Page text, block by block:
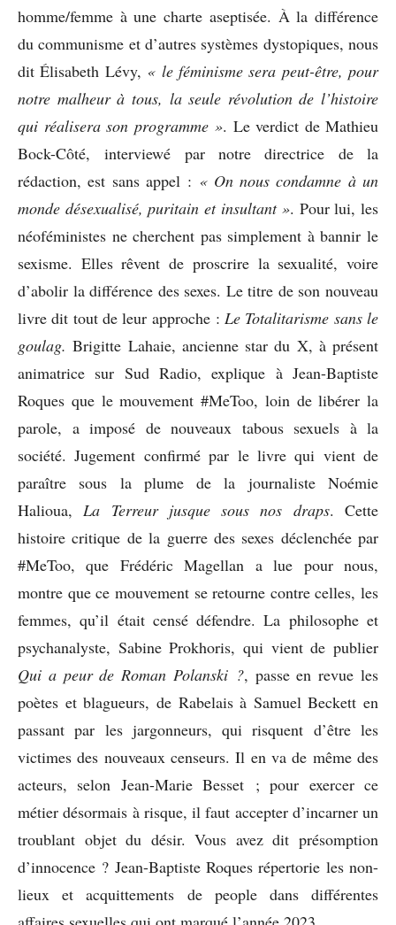
homme/femme à une charte aseptisée. À la différence
du communisme et d’autres systèmes dystopiques, nous
dit Élisabeth Lévy, « le féminisme sera peut-être, pour
notre malheur à tous, la seule révolution de l’histoire
qui réalisera son programme ». Le verdict de Mathieu
Bock-Côté, interviewé par notre directrice de la
rédaction, est sans appel : « On nous condamne à un
monde désexualisé, puritain et insultant ». Pour lui, les
néoféministes ne cherchent pas simplement à bannir le
sexisme. Elles rêvent de proscrire la sexualité, voire
d’abolir la différence des sexes. Le titre de son nouveau
livre dit tout de leur approche : Le Totalitarisme sans le
goulag.Brigitte Lahaie, ancienne star du X, à présent
animatrice sur Sud Radio, explique à Jean-Baptiste
Roques que le mouvement #MeToo, loin de libérer la
parole, a imposé de nouveaux tabous sexuels à la
société. Jugement confirmé par le livre qui vient de
paraître sous la plume de la journaliste Noémie
Halioua, La Terreur jusque sous nos draps. Cette
histoire critique de la guerre des sexes déclenchée par
#MeToo, que Frédéric Magellan a lue pour nous,
montre que ce mouvement se retourne contre celles, les
femmes, qu’il était censé défendre. La philosophe et
psychanalyste, Sabine Prokhoris, qui vient de publier
Qui a peur de Roman Polanski ?, passe en revue les
poètes et blagueurs, de Rabelais à Samuel Beckett en
passant par les jargonneurs, qui risquent d’être les
victimes des nouveaux censeurs. Il en va de même des
acteurs, selon Jean-Marie Besset ; pour exercer ce
métier désormais à risque, il faut accepter d’incarner un
troublant objet du désir. Vous avez dit présomption
d’innocence ? Jean-Baptiste Roques répertorie les non-
lieux et acquittements de people dans différentes